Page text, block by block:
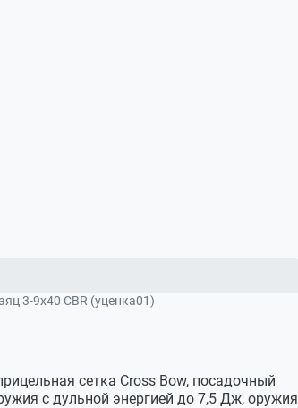
3-9x40 CBR (уценка01)
сетка Cross Bow, посадочный
с дульной энергией до 7,5 Дж, оружия